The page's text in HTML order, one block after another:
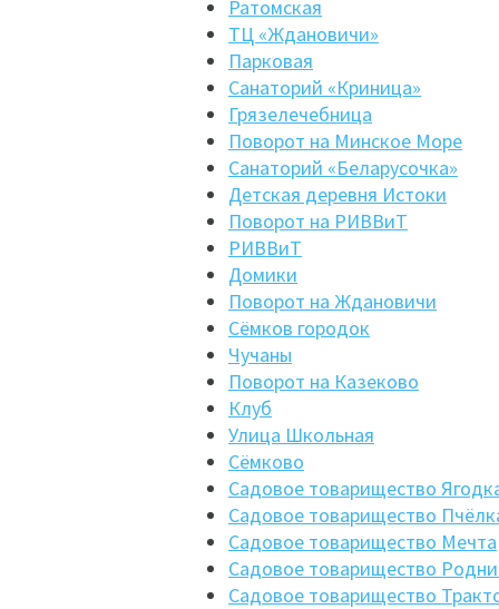
Ратомская
ТЦ «Ждановичи»
Парковая
Санаторий «Криница»
Грязелечебница
Поворот на Минское Море
Санаторий «Беларусочка»
Детская деревня Истоки
Поворот на РИВВиТ
РИВВиТ
Домики
Поворот на Ждановичи
Сёмков городок
Чучаны
Поворот на Казеково
Клуб
Улица Школьная
Сёмково
Садовое товарищество
Садовое товарищество
Садовое товарищество Мечта
Садовое товарищество
Садовое товарищество